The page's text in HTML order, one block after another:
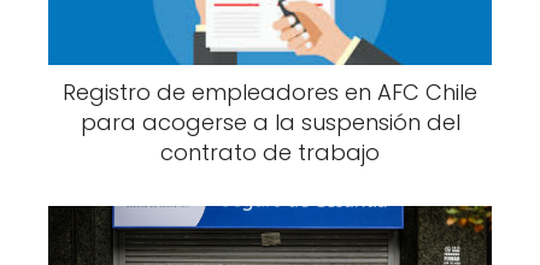
Registro de empleadores en AFC Chile
para acogerse a la suspensión del
contrato de trabajo